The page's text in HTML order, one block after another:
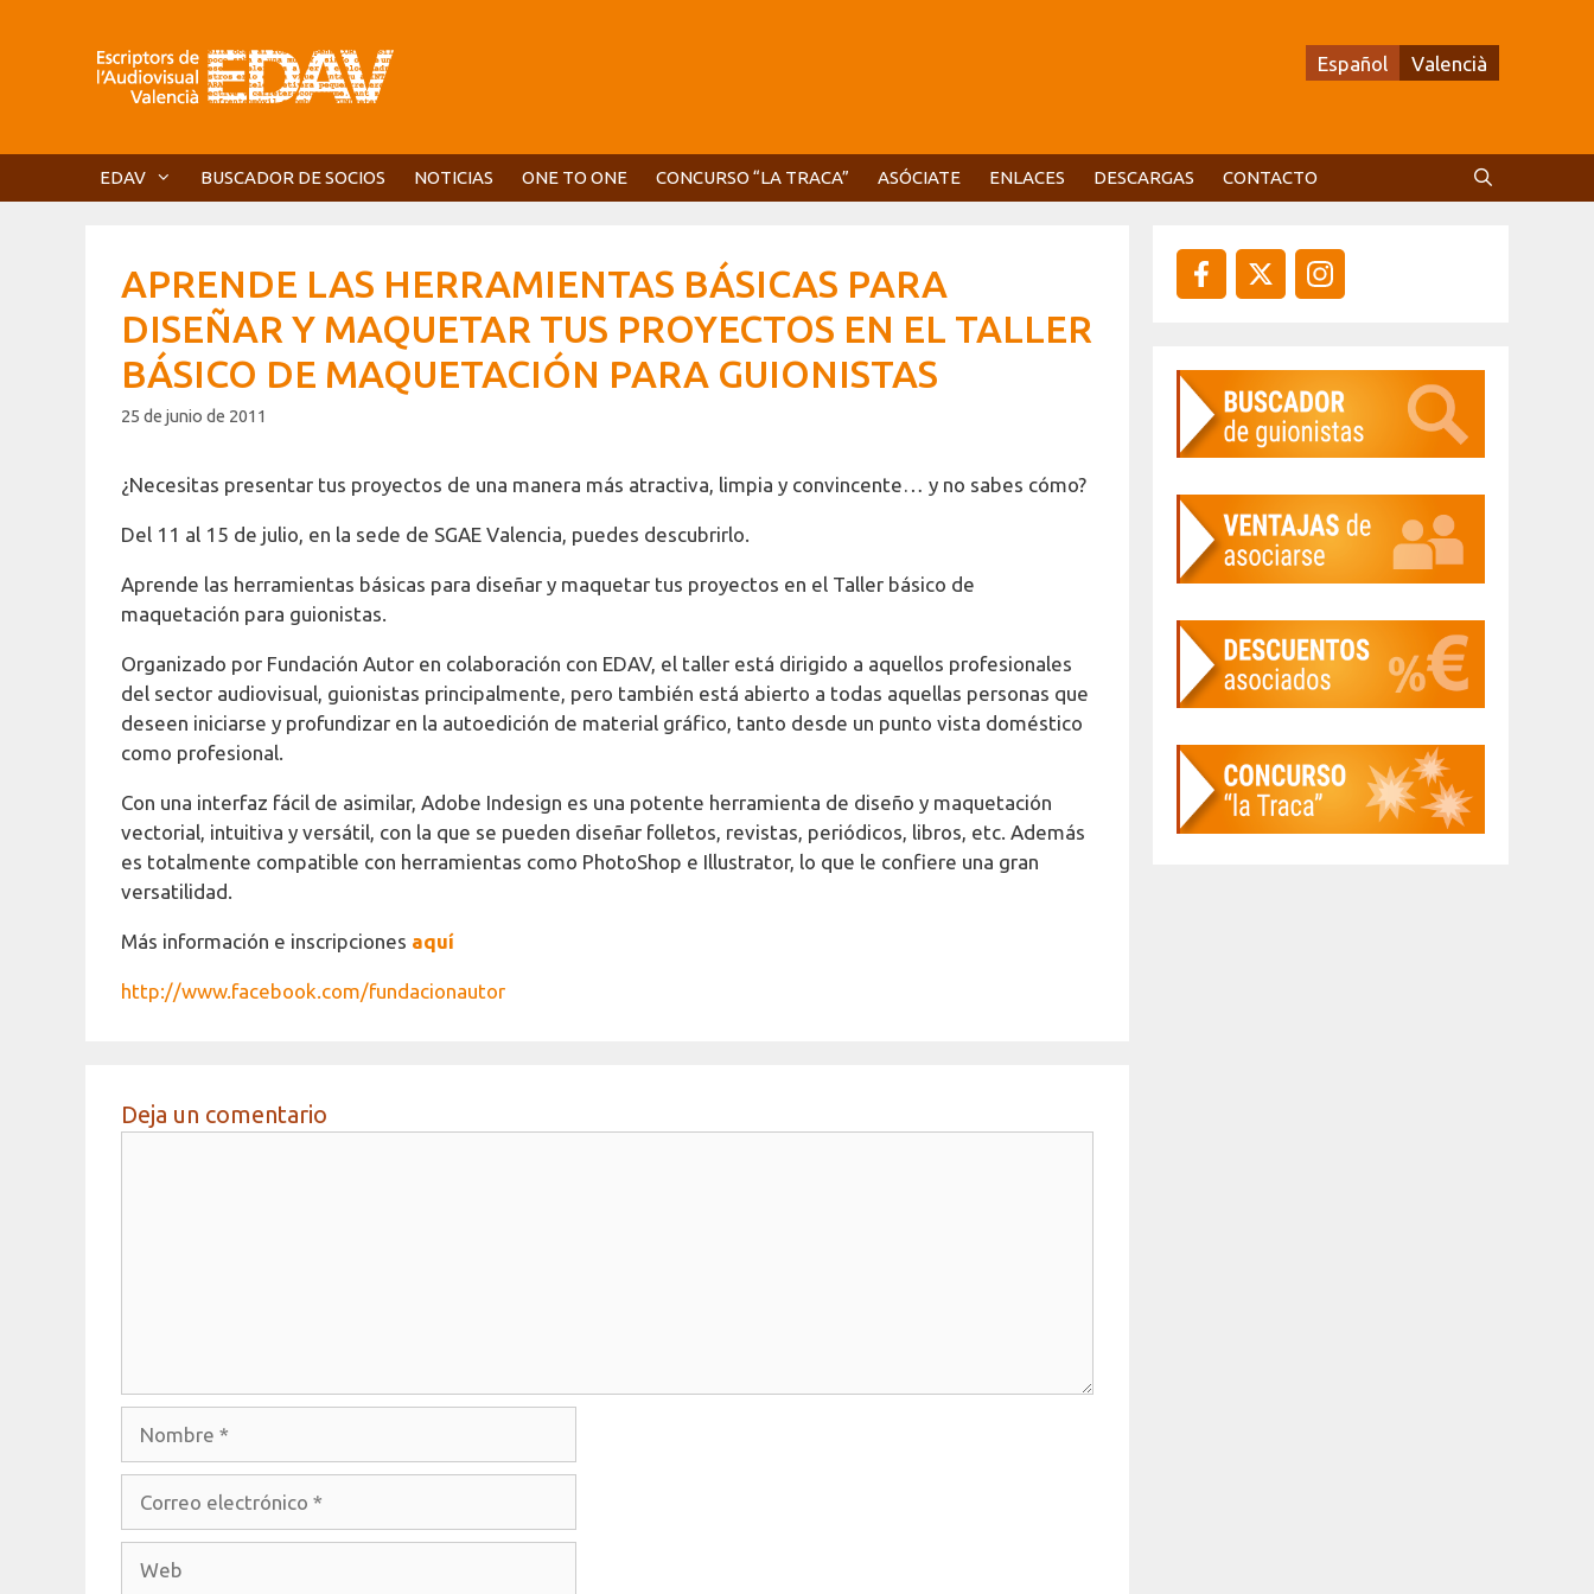
Español Valencià
EDAV BUSCADOR DE SOCIOS NOTICIAS ONE TO ONE CONCURSO “LA TRACA” ASÓCIATE ENLACES DESCARGAS CONTACTO
APRENDE LAS HERRAMIENTAS BÁSICAS PARA
DISEÑAR Y MAQUETAR TUS PROYECTOS EN EL TALLER
BÁSICO DE MAQUETACIÓN PARA GUIONISTAS
25 de junio de 2011
¿Necesitas presentar tus proyectos de una manera más atractiva, limpia y convincente… y no sabes cómo?
Del 11 al 15 de julio, en la sede de SGAE Valencia, puedes descubrirlo.
Aprende las herramientas básicas para diseñar y maquetar tus proyectos en el Taller básico de
maquetación para guionistas.
Organizado por Fundación Autor en colaboración con EDAV, el taller está dirigido a aquellos profesionales
del sector audiovisual, guionistas principalmente, pero también está abierto a todas aquellas personas que
deseen iniciarse y profundizar en la autoedición de material gráfico, tanto desde un punto vista doméstico
como profesional.
Con una interfaz fácil de asimilar, Adobe Indesign es una potente herramienta de diseño y maquetación
vectorial, intuitiva y versátil, con la que se pueden diseñar folletos, revistas, periódicos, libros, etc. Además
es totalmente compatible con herramientas como PhotoShop e Illustrator, lo que le confiere una gran
versatilidad.
Más información e inscripciones aquí
http://www.facebook.com/fundacionautor
Deja un comentario